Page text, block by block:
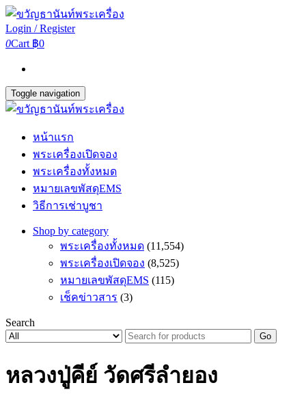
Login / Register
0Cart ฿0
Toggle navigation
หน้าแรก
พระเครื่องเปิดจอง
พระเครื่องทั้งหมด
หมายเลขพัสดุEMS
วิธีการเช่าบูชา
Shop by category
พระเครื่องทั้งหมด (11,554)
พระเครื่องเปิดจอง (8,525)
หมายเลขพัสดุEMS (115)
เช็คข่าวสาร (3)
Search
Go
หลวงปู่คีย์ วัดศรีลำยอง